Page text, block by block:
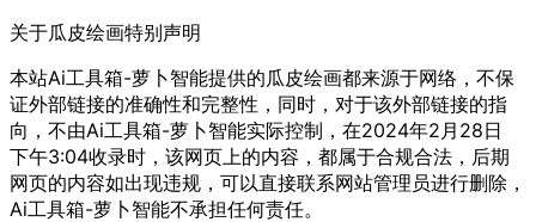
关于瓜皮绘画特别声明
本站Ai工具箱-萝卜智能提供的瓜皮绘画都来源于网络，不保
证外部链接的准确性和完整性，同时，对于该外部链接的指
向，不由Ai工具箱-萝卜智能实际控制，在2024年2月28日
下午3:04收录时，该网页上的内容，都属于合规合法，后期
网页的内容如出现违规，可以直接联系网站管理员进行删除，
Ai工具箱-萝卜智能不承担任何责任。